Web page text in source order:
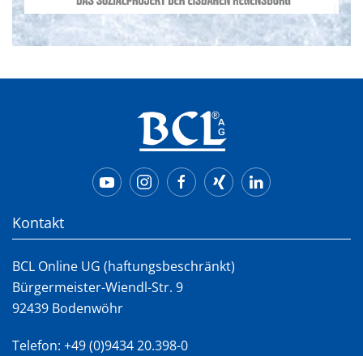
Kontakt
BCL Online UG (haftungsbeschränkt)
Bürgermeister-Wiendl-Str. 9
92439 Bodenwöhr
Telefon: +49 (0)9434 20.398-0